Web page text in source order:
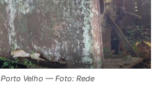
Velho — Foto: Rede